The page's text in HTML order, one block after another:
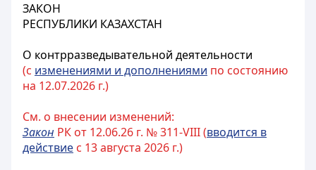
ЗАКОН
РЕСПУБЛИКИ КАЗАХСТАН
О контрразведывательной деятельности
(с изменениями и дополнениями по состоянию
на 12.07.2026 г.)
См. о внесении изменений:
Закон РК от 12.06.26 г. № 311-VIII (вводится в
действие с 13 августа 2026 г.)